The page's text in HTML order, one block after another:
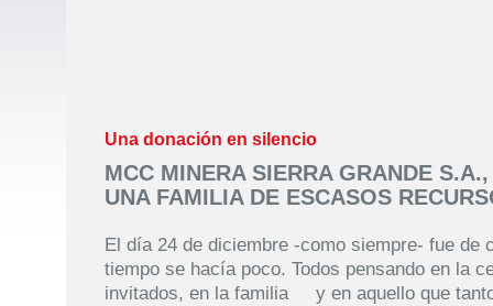
Una donación en silencio
MCC MINERA SIERRA GRANDE
UNA FAMILIA DE ESCASOS
El día 24 de diciembre -como siempre- fue de
tiempo se hacía poco. Todos pensando en la
invitados, en la familia y en aquello que